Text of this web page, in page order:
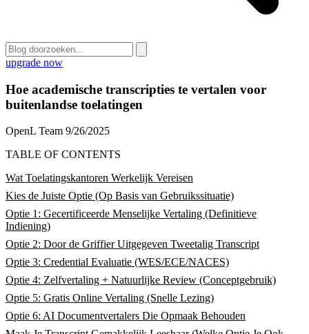
upgrade now
Hoe academische transcripties te vertalen voor
buitenlandse toelatingen
OpenL Team 9/26/2025
TABLE OF CONTENTS
Wat Toelatingskantoren Werkelijk Vereisen
Kies de Juiste Optie (Op Basis van Gebruikssituatie)
Optie 1: Gecertificeerde Menselijke Vertaling (Definitieve
Indiening)
Optie 2: Door de Griffier Uitgegeven Tweetalig Transcript
Optie 3: Credential Evaluatie (WES/ECE/NACES)
Optie 4: Zelfvertaling + Natuurlijke Review (Conceptgebruik)
Optie 5: Gratis Online Vertaling (Snelle Lezing)
Optie 6: AI Documentvertalers Die Opmaak Behouden